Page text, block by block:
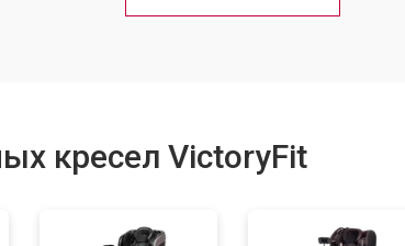
кресел VictoryFit